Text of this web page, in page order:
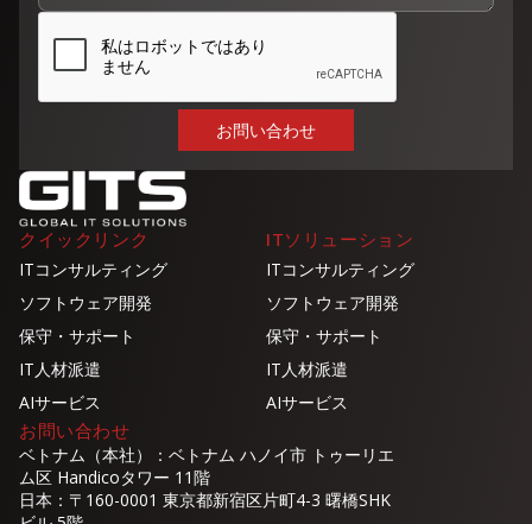
クイックリンク
ITコンサルティング
ソフトウェア開発
保守・サポート
IT人材派遣
AIサービス
ITソリューション
ITコンサルティング
ソフトウェア開発
保守・サポート
IT人材派遣
AIサービス
お問い合わせ
ベトナム（本社）：ベトナム ハノイ市 トゥーリエ
ム区 Handicoタワー 11階
日本：〒160-0001 東京都新宿区片町4-3 曙橋SHK